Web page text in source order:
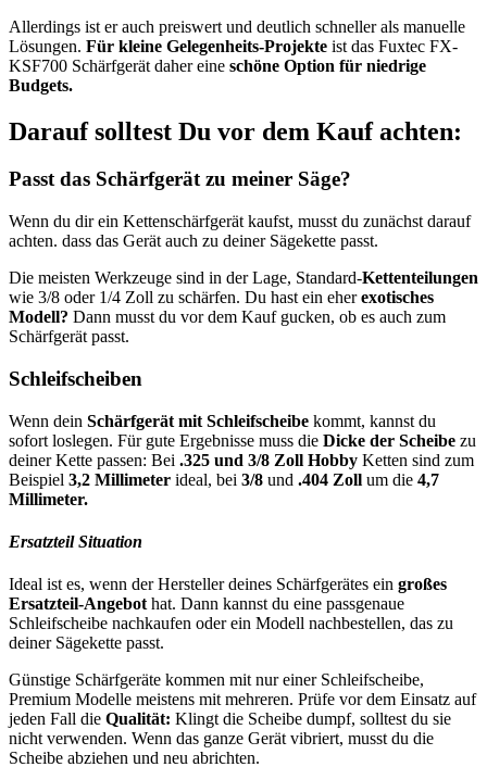
Allerdings ist er auch preiswert und deutlich schneller als manuelle
Lösungen. Für kleine Gelegenheits-Projekte ist das Fuxtec FX-
KSF700 Schärfgerät daher eine schöne Option für niedrige
Budgets.
Darauf solltest Du vor dem Kauf achten:
Passt das Schärfgerät zu meiner Säge?
Wenn du dir ein Kettenschärfgerät kaufst, musst du zunächst darauf
achten. dass das Gerät auch zu deiner Sägekette passt.
Die meisten Werkzeuge sind in der Lage, Standard-Kettenteilungen
wie 3/8 oder 1/4 Zoll zu schärfen. Du hast ein eherexotisches
Modell? Dann musst du vor dem Kauf gucken, ob es auch zum
Schärfgerät passt.
Schleifscheiben
Wenn dein Schärfgerät mit Schleifscheibe kommt, kannst du
sofort loslegen. Für gute Ergebnisse muss die Dicke der Scheibe zu
deiner Kette passen: Bei .325 und 3/8 Zoll Hobby Ketten sind zum
Beispiel 3,2 Millimeter ideal, bei 3/8 und .404 Zoll um die 4,7
Millimeter.
Ersatzteil Situation
Ideal ist es, wenn der Hersteller deines Schärfgerätes ein großes
Ersatzteil-Angebot hat. Dann kannst du eine passgenaue
Schleifscheibe nachkaufen oder ein Modell nachbestellen, das zu
deiner Sägekette passt.
Günstige Schärfgeräte kommen mit nur einer Schleifscheibe,
Premium Modelle meistens mit mehreren. Prüfe vor dem Einsatz auf
jeden Fall die Qualität: Klingt die Scheibe dumpf, solltest du sie
nicht verwenden. Wenn das ganze Gerät vibriert, musst du die
Scheibe abziehen und neu abrichten.